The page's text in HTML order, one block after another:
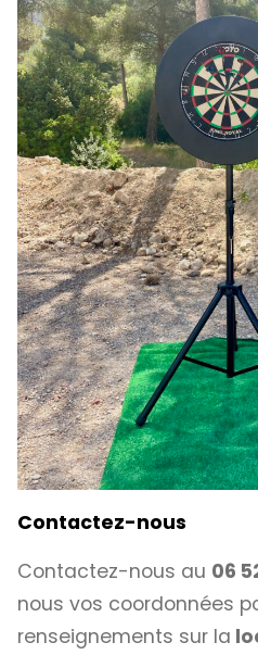
Contactez-nous
Contactez-nous au 06
nous vos coordonnées
renseignements sur la